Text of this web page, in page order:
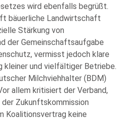
wird ebenfalls begrüßt.
bäuerliche Landwirtschaft
Stärkung von
der Gemeinschaftsaufgabe
vermisst jedoch klare
kleiner und vielfältiger Betriebe.
Milchviehhalter (BDM)
allem kritisiert der Verband,
Zukunftskommission
Koalitionsvertrag keine